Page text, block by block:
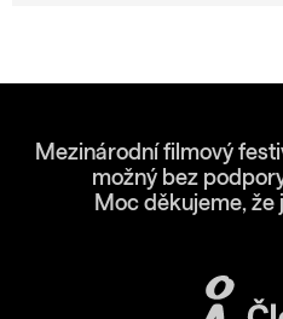
Mezinárodní filmový
možný bez
Moc děkujeme, že